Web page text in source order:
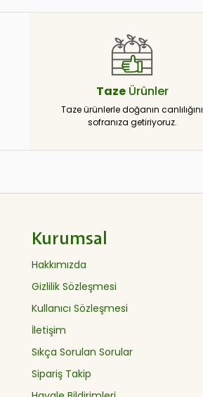
TazeÜrünler
Taze ürünlerle doğanın canlılığını
sofranıza getiriyoruz.
Kurumsal
Hakkımızda
Gizlilik Sözleşmesi
Kullanıcı Sözleşmesi
İletişim
Sıkça Sorulan Sorular
Sipariş Takip